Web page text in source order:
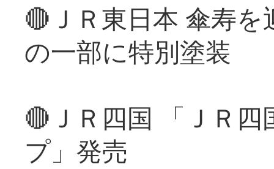
🔴ＪＲ東日本 傘寿
の一部に特別塗装
🔴ＪＲ四国 「ＪＲ
プ」発売